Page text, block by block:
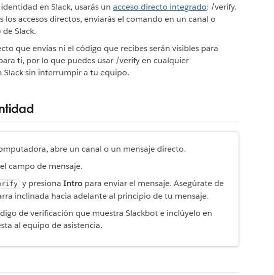
en Slack, usarás un acceso directo integrado: /verify.
los accesos directos, enviarás el comando en un canal o
Slack.
que envías ni el código que recibes serán visibles para
ti, por lo que puedes usar /verify en cualquier
Slack sin interrumpir a tu equipo.
abre un canal o un mensaje directo.
campo de mensaje.
y presiona Intro para enviar el mensaje. Asegúrate de
inclinada hacia adelante al principio de tu mensaje.
de verificación que muestra Slackbot e inclúyelo en
al equipo de asistencia.